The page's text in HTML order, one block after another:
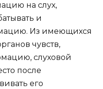
на слух,
и
Из имеющихся
чувств,
слуховой
после
его